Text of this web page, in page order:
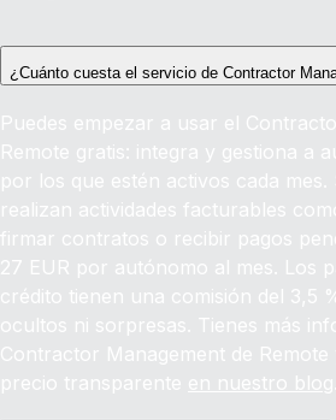
¿Cuánto cuesta el servicio de Contractor
Puedes empezar a usar el
Remote gratis: integra y gestiona a
por los que estén activos cada
realizan actividades facturables
firmar contratos o recibir pagos
27 EUR por autónomo al mes. Los
crédito tienen una comisión del 3,5
ocultos ni sorpresas. Tienes más
Contractor Management de
precio transparente en nuestro blog